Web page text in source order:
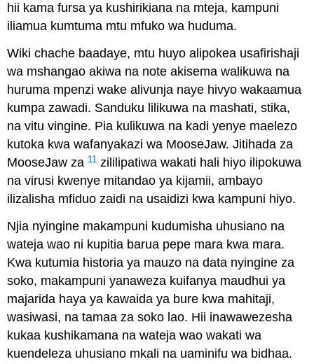
hii kama fursa ya kushirikiana na mteja, kampuni
iliamua kumtuma mtu mfuko wa huduma.
Wiki chache baadaye, mtu huyo alipokea usafirishaji
wa mshangao akiwa na note akisema walikuwa na
huruma mpenzi wake alivunja naye hivyo wakaamua
kumpa zawadi. Sanduku lilikuwa na mashati, stika,
na vitu vingine. Pia kulikuwa na kadi yenye maelezo
kutoka kwa wafanyakazi wa MooseJaw. Jitihada za
MooseJaw za 11 zililipatiwa wakati hali hiyo ilipokuwa
na virusi kwenye mitandao ya kijamii, ambayo
ilizalisha mfiduo zaidi na usaidizi kwa kampuni hiyo.
Njia nyingine makampuni kudumisha uhusiano na
wateja wao ni kupitia barua pepe mara kwa mara.
Kwa kutumia historia ya mauzo na data nyingine za
soko, makampuni yanaweza kuifanya maudhui ya
majarida haya ya kawaida ya bure kwa mahitaji,
wasiwasi, na tamaa za soko lao. Hii inawawezesha
kukaa kushikamana na wateja wao wakati wa
kuendeleza uhusiano mkali na uaminifu wa bidhaa.